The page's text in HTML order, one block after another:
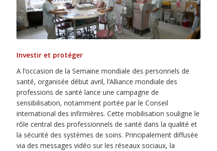
Investir et protéger
A l’occasion de la Semaine mondiale des personnels de
santé, organisée début avril, l’Alliance mondiale des
professions de santé lance une campagne de
sensibilisation, notamment portée par le Conseil
international des infirmières. Cette mobilisation souligne le
rôle central des professionnels de santé dans la qualité et
la sécurité des systèmes de soins. Principalement diffusée
via des messages vidéo sur les réseaux sociaux, la